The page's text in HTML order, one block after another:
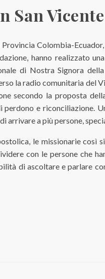
San
Provincia Colombia-
hanno realizzato
di Nostra Signora
la radio comunitaria del
secondo la proposta
e riconciliazione.
arrivare a più persone,
le missionarie così
con le persone che
di ascoltare e parlare